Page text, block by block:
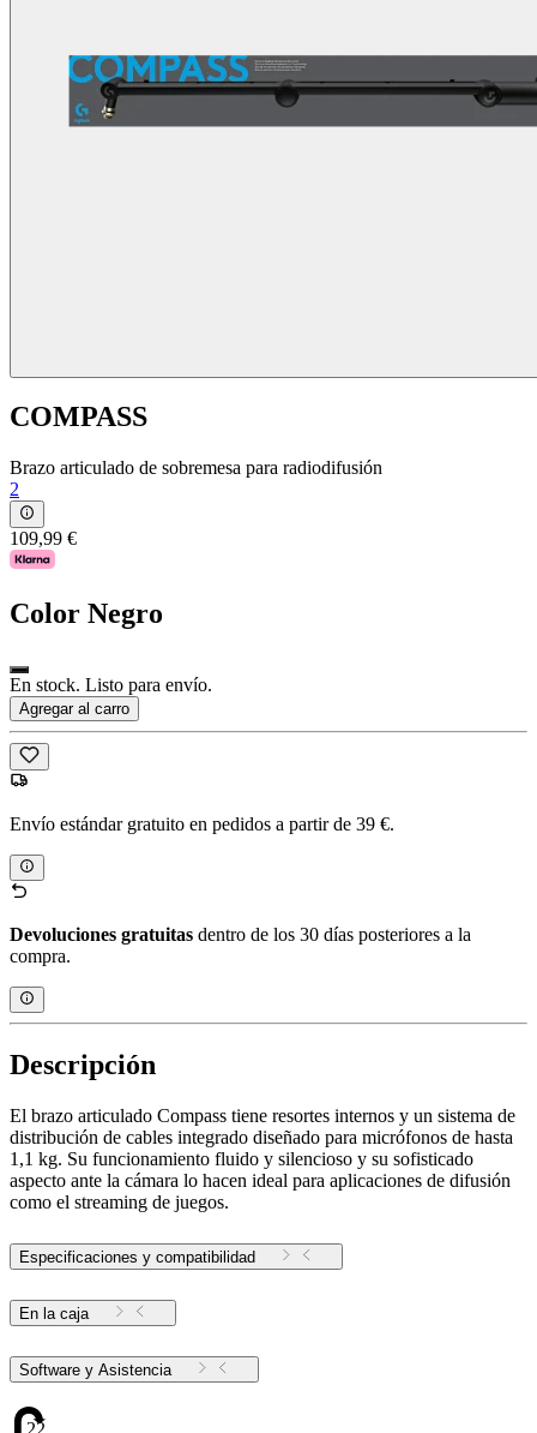
COMPASS
Brazo articulado de sobremesa para radiodifusión
2
109,99 €
Color Negro
En stock. Listo para envío.
Agregar al carro
Envío estándar gratuito en pedidos a partir de 39 €.
Devoluciones gratuitas dentro de los 30 días posteriores a la
compra.
Descripción
El brazo articulado Compass tiene resortes internos y un sistema de
distribución de cables integrado diseñado para micrófonos de hasta
1,1 kg. Su funcionamiento fluido y silencioso y su sofisticado
aspecto ante la cámara lo hacen ideal para aplicaciones de difusión
como el streaming de juegos.
Especificaciones y compatibilidad
En la caja
Software y Asistencia
22.22